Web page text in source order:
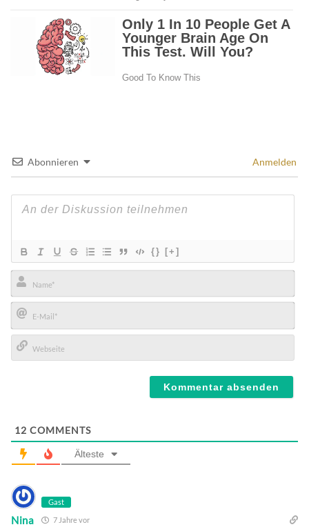
Abonnieren Anmelden
{} [+]
Name*
E-
Mail*
12 COMMENTS
Älteste
Gast
Nina 7 Jahre vor